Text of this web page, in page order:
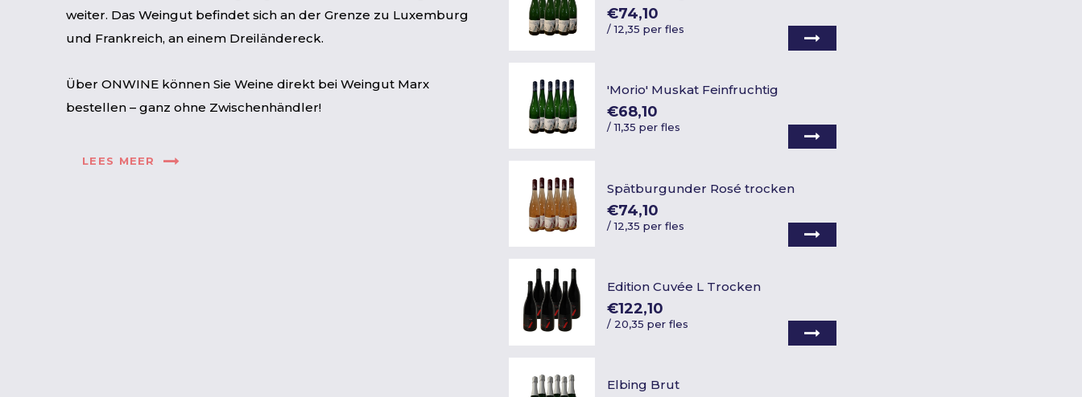
weiter. Das Weingut befindet sich an der Grenze zu Luxemburg
und Frankreich, an einem Dreiländereck.
Über ONWINE können Sie Weine direkt bei Weingut Marx
bestellen – ganz ohne Zwischenhändler!
LEES MEER
€74,10
/12,35 per fles
'Morio' Muskat Feinfruchtig
€68,10
/11,35 per fles
Spätburgunder Rosé trocken
€74,10
/12,35 per fles
Edition Cuvée L Trocken
€122,10
/ 20,35 per fles
Elbing Brut